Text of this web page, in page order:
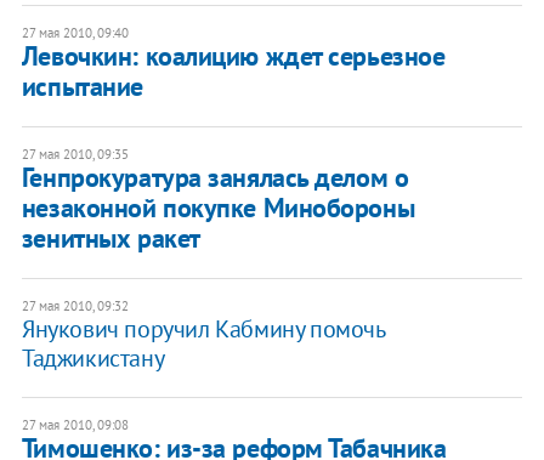
27 мая 2010, 09:40
Левочкин: коалицию ждет серьезное
испытание
27 мая 2010, 09:35
Генпрокуратура занялась делом о
незаконной покупке Минобороны
зенитных ракет
27 мая 2010, 09:32
Янукович поручил Кабмину помочь
Таджикистану
27 мая 2010, 09:08
Тимошенко: из-за реформ Табачника